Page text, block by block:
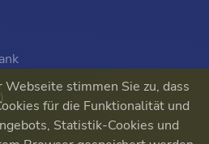
stimmen Sie zu, dass
für die Funktionalität und
Statistik-Cookies und